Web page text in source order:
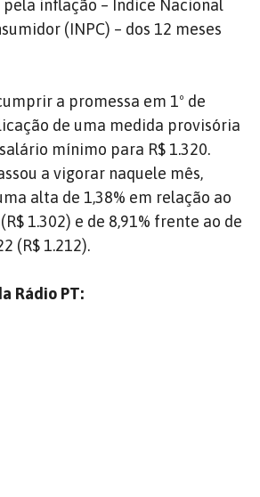
inflação – Índice Nacional
(INPC) – dos 12 meses
a promessa em 1º de
de uma medida provisória
mínimo para R$ 1.320.
a vigorar naquele mês,
alta de 1,38% em relação ao
1.302) e de 8,91% frente ao de
(R$ 1.212).
Rádio PT: